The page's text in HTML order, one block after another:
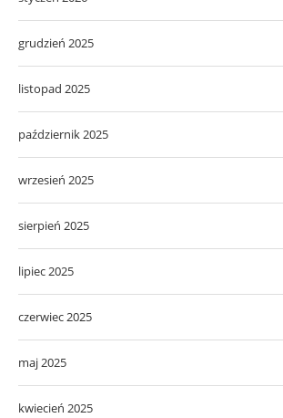
grudzień 2025
listopad 2025
październik 2025
wrzesień 2025
sierpień 2025
lipiec 2025
czerwiec 2025
maj 2025
kwiecień 2025